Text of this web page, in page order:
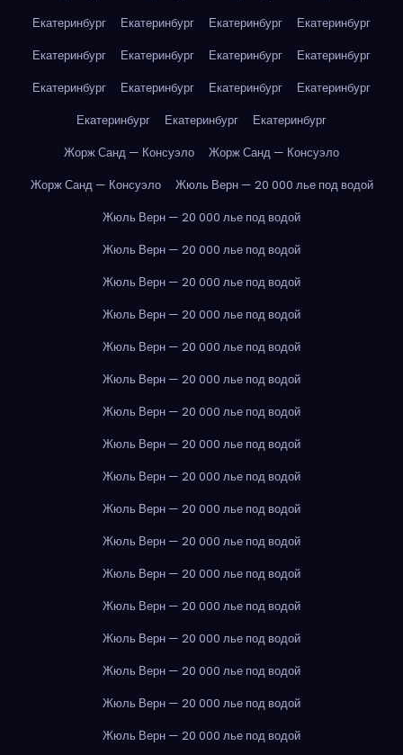
Екатеринбург
Екатеринбург Екатеринбург
Екатеринбург
Екатеринбург
Екатеринбург Екатеринбург
Екатеринбург
Екатеринбург
Екатеринбург Екатеринбург
Екатеринбург
Екатеринбург
Екатеринбург
Екатеринбург
Жорж Санд — Консуэло
Жорж Санд — Консуэло
Жорж Санд — Консуэло
Жюль Верн — 20 000 лье под водой
Жюль Верн — 20 000 лье под водой
Жюль Верн — 20 000 лье под водой
Жюль Верн — 20 000 лье под водой
Жюль Верн — 20 000 лье под водой
Жюль Верн — 20 000 лье под водой
Жюль Верн — 20 000 лье под водой
Жюль Верн — 20 000 лье под водой
Жюль Верн — 20 000 лье под водой
Жюль Верн — 20 000 лье под водой
Жюль Верн — 20 000 лье под водой
Жюль Верн — 20 000 лье под водой
Жюль Верн — 20 000 лье под водой
Жюль Верн — 20 000 лье под водой
Жюль Верн — 20 000 лье под водой
Жюль Верн — 20 000 лье под водой
Жюль Верн — 20 000 лье под водой
Жюль Верн — 20 000 лье под водой